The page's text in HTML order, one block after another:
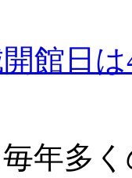
館日
年多